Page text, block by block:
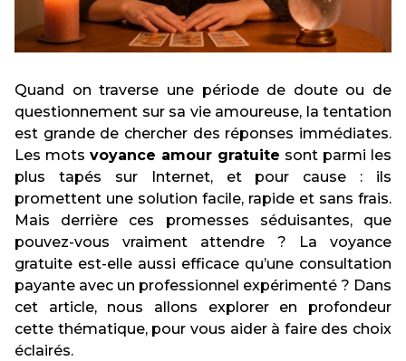
Quand on traverse une période de doute ou de
questionnement sur sa vie amoureuse, la tentation
est grande de chercher des réponses immédiates.
Les mots voyance amour gratuite sont parmi les
plus tapés sur Internet, et pour cause : ils
promettent une solution facile, rapide et sans frais.
Mais derrière ces promesses séduisantes, que
pouvez-vous vraiment attendre ? La voyance
gratuite est-elle aussi efficace qu’une consultation
payante avec un professionnel expérimenté ? Dans
cet article, nous allons explorer en profondeur
cette thématique, pour vous aider à faire des choix
éclairés.